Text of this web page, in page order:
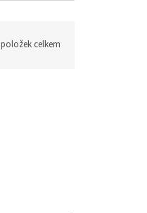
položek celkem